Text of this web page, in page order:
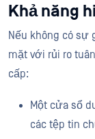
Khả năng
Nếu không có sự
mặt với rủi ro
cấp:
Một cửa sổ
các tệp tin